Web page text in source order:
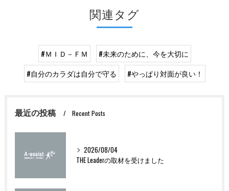
関連タグ
#ＭＩＤ－ＦＭ
#未来のために、今を大切に
#自分のカラダは自分で守る
#やっぱり対面が良い！
最近の投稿 Recent Posts
2026/08/04
THE Leaderの取材を受けました